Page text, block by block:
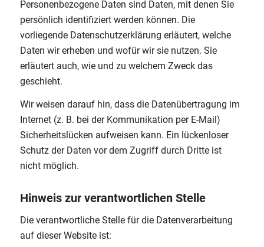
Personenbezogene Daten sind Daten, mit denen Sie
persönlich identifiziert werden können. Die
vorliegende Datenschutzerklärung erläutert, welche
Daten wir erheben und wofür wir sie nutzen. Sie
erläutert auch, wie und zu welchem Zweck das
geschieht.
Wir weisen darauf hin, dass die Datenübertragung im
Internet (z. B. bei der Kommunikation per E-Mail)
Sicherheitslücken aufweisen kann. Ein lückenloser
Schutz der Daten vor dem Zugriff durch Dritte ist
nicht möglich.
Hinweis zur verantwortlichen Stelle
Die verantwortliche Stelle für die Datenverarbeitung
auf dieser Website ist: